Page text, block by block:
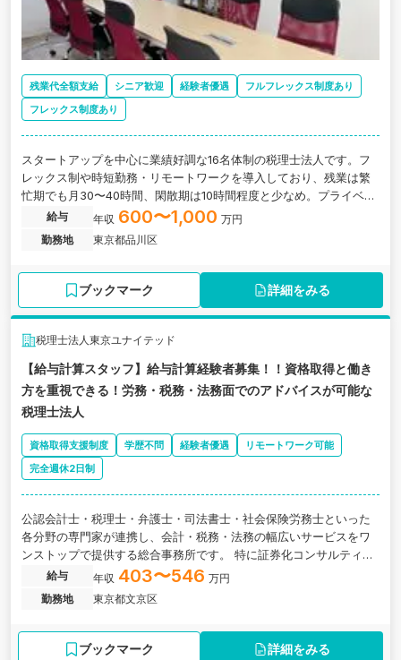
残業代全額支給 シニア歓迎 経験者優遇
フルフレックス制度あり
フレックス制度あり
スタートアップを中心に業績好調な16名体制の税理士法人です。フ
レックス制や時短勤務・リモートワークを導入しており、残業は繁
忙期でも月30〜40時間、閑散期は10時間程度と少なめ。プライベー
トと仕事を無理なく両立していただける環境です。
給与 年収 600〜1,000 万円
勤務地
東京都品川区
ブックマーク 詳細をみる
税理士法人東京ユナイテッド
【給与計算スタッフ】給与計算経験者募集！！資格取得と働き
方を重視できる！労務・税務・法務面でのアドバイスが可能な
税理士法人
資格取得支援制度 学歴不問 経験者優遇
リモートワーク可能
完全週休2日制
公認会計士・税理士・弁護士・司法書士・社会保険労務士といった
各分野の専門家が連携し、会計・税務・法務の幅広いサービスをワ
ンストップで提供する総合事務所です。 特に証券化コンサルティン
グでは国内トップクラスの実績を有していますが、対応サービスは
多岐に渡り、事業継承・Ｍ＆Ａ、企業法務、資金調達支援など多岐
にわたる案件に対して各分野のプロフェッショナルが、専門知識を
給与 年収 403〜546 万円
勤務地
東京都文京区
ブックマーク 詳細をみる